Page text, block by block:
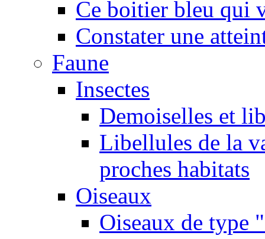
Ce boitier bleu qui
Constater une
Faune
Insectes
Demoiselles et
Libellules de la
proches habitats
Oiseaux
Oiseaux de type